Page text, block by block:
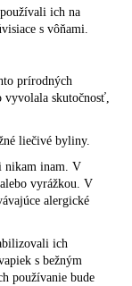
ich na
s vôňami.
prírodných
skutočnosť,
liečivé byliny.
nikam inam. V
vyrážkou. V
alergické
ich
s bežným
používanie bude